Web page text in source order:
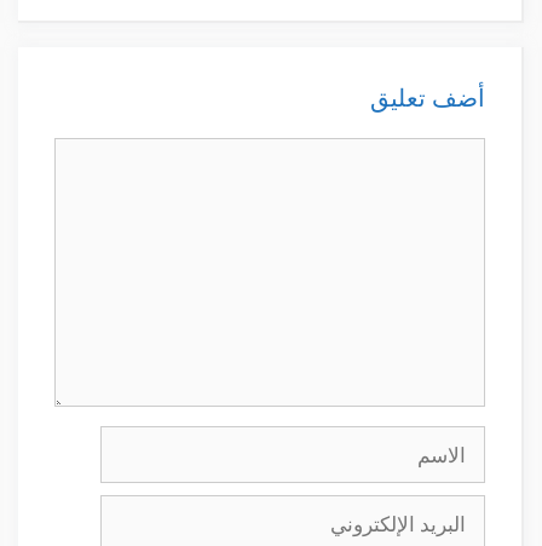
أضف تعليق
الاسم
البريد
الإلكتروني